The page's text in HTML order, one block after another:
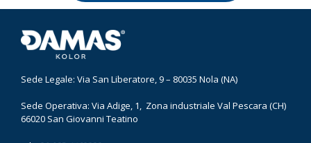
Sede Legale: Via San Liberatore, 9 – 80035 Nola (NA)
Sede Operativa: Via Adige, 1, Zona industriale Val Pescara (CH)
66020 San Giovanni Teatino